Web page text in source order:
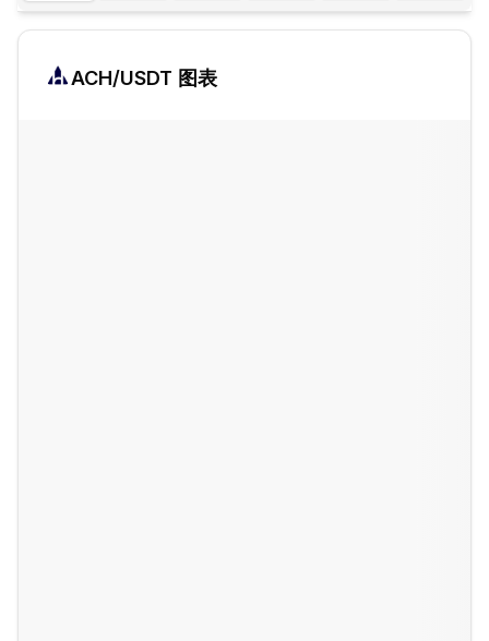
ACH/USDT 图表